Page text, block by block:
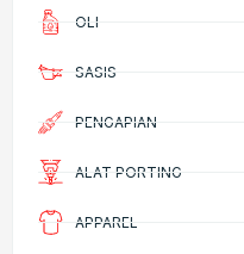
OLI
SASIS
PENGAPIAN
ALAT PORTING
APPAREL